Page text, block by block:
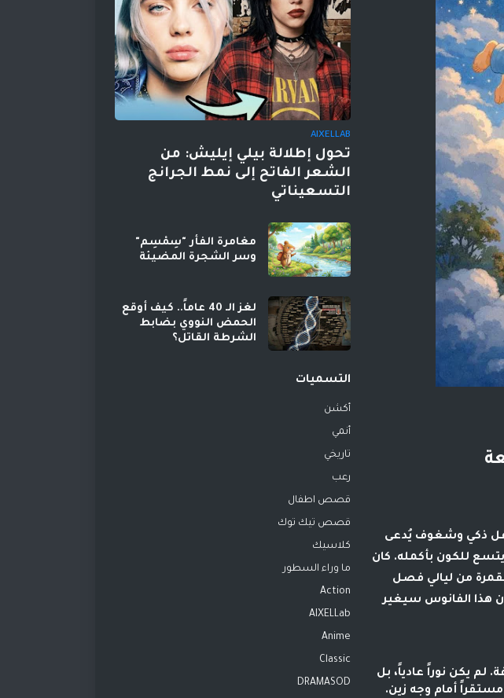
ذكي وشغوف يُدعى
للكون بأكمله. كان
مقمرة من ليالي فصل
هذا الفانوس سيغير
لم يكن نوراً عادياً، بل
مستقراً أمام وجه زين.
AIXELLAB
تحول إطلالة بيلي إيليش: من
الشعر الفاتح إلى نمط الجرانج
التسعيناتي
مغامرة الفأر "سِمْسِم"
وسر الشجرة المضيئة
لغز الـ 40 عاماً.. كيف أوقع
الحمض النووي بضابط
الشرطة القاتل؟
التسميات
أكشن
أنمي
تاريخي
رعب
قصص اطفال
قصص تيك توك
كلاسيك
ما وراء السطور
Action
AIXELLab
Anime
Classic
DRAMASOD